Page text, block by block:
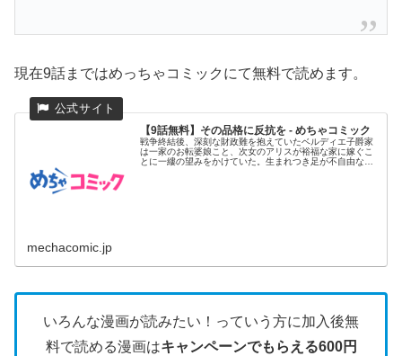
現在9話まではめっちゃコミックにて無料で読めます。
【9話無料】その品格に反抗を - めちゃコミック
戦争終結後、深刻な財政難を抱えていたベルディエ子爵家
は一家のお転婆娘こと、次女のアリスが裕福な家に嫁ぐこ
とに一縷の望みをかけていた。生まれつき足が不自由な長
mechacomic.jp
いろんな漫画が読みたい！っていう方に加入後無
料で読める漫画はキャンペーンでもらえる600円